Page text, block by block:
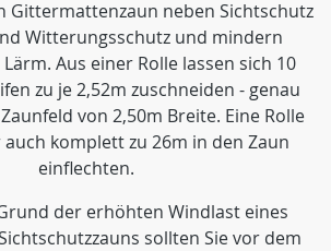
Gittermattenzaun neben Sichtschutz
Witterungsschutz und mindern
Aus einer Rolle lassen sich 10
zu je 2,52m zuschneiden - genau
von 2,50m Breite. Eine Rolle
komplett zu 26m in den Zaun
einflechten.
der erhöhten Windlast eines
sollten Sie vor dem